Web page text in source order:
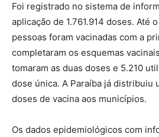
Foi registrado no sistema de
aplicação de 1.761.914 doses. Até
pessoas foram vacinadas com a
completaram os esquemas
tomaram as duas doses e 5.210
dose única. A Paraíba já distribuiu
doses de vacina aos municípios.
Os dados epidemiológicos com